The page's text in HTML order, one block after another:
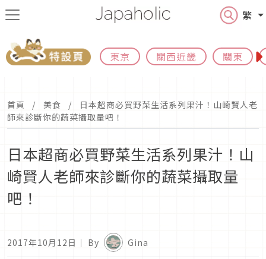
繁
東京 關西近畿 關東
首頁 美食
日本超商必買野菜生活系列果汁！山崎賢人老
師來診斷你的蔬菜攝取量吧！
日本超商必買野菜生活系列果汁！山
崎賢人老師來診斷你的蔬菜攝取量
吧！
2017年10月12日 ｜ By Gina